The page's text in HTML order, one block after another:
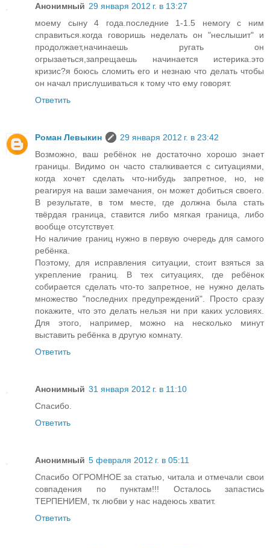
Анонимный 29 января 2012 г. в 13:27
моему сыну 4 года.последние 1-1.5 немогу с ним
справиться.когда говоришь неделать он "неслышит" и
продолжает,начинаешь ругать он
огрызаеться,запрещаешь начинается истерика.это
кризис?я боюсь сломить его и незнаю что делать чтобы
он начал прислушиваться к тому что ему говорят.
Ответить
Роман Левыкин
29 января 2012 г. в 23:42
Возможно, ваш ребёнок не достаточно хорошо знает
границы. Видимо он часто сталкивается с ситуациями,
когда хочет сделать что-нибудь запретное, но, не
реагируя на ваши замечания, он может добиться своего.
В результате, в том месте, где должна была стать
твёрдая граница, ставится либо мягкая граница, либо
вообще отсутствует.
Но наличие границ нужно в первую очередь для самого
ребёнка.
Поэтому, для исправления ситуации, стоит взяться за
укрепление границ. В тех ситуациях, где ребёнок
собирается сделать что-то запретное, не нужно делать
множество "последних предупреждений". Просто сразу
покажите, что это делать нельзя ни при каких условиях.
Для этого, например, можно на несколько минут
выставить ребёнка в другую комнату.
Ответить
Анонимный 31 января 2012 г. в 11:10
Спасибо.
Ответить
Анонимный 5 февраля 2012 г. в 05:11
Спасибо ОГРОМНОЕ за статью, читала и отмечали свои
совпадения по пунктам!!! Осталось запастись
ТЕРПЕНИЕМ, тк любви у нас надеюсь хватит.
Ответить